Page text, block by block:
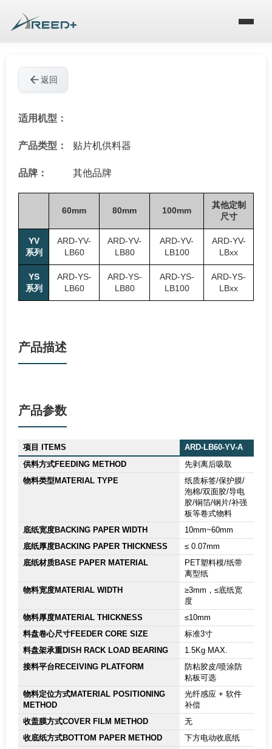
返回
适用机型：
产品类型： 贴片机供料器
品牌： 其他品牌
60mm 80mm 100mm
其他定制
尺寸
YV
系列
ARD-YV-
LB60
ARD-YV-
LB80
ARD-YV-
LB100
ARD-YV-
LBxx
YS
系列
ARD-YS-
LB60
ARD-YS-
LB80
ARD-YS-
LB100
ARD-YS-
LBxx
产品描述
产品参数
项目 ITEMS
ARD-LB60-YV-A
供料方式FEEDING METHOD
先剥离后吸取
物料类型MATERIAL TYPE
纸质标签/保护膜/
泡棉/双面胶/导电
胶/铜箔/钢片/补强
板等卷式物料
底纸宽度BACKING PAPER WIDTH
10mm~60mm
底纸厚度BACKING PAPER THICKNESS
≤ 0.07mm
底纸材质BASE PAPER MATERIAL
PET塑料模/纸带
离型纸
物料宽度MATERIAL WIDTH
≥3mm，≤底纸宽
度
物料厚度MATERIAL THICKNESS
≤10mm
料盘卷心尺寸FEEDER CORE SIZE
标准3寸
料盘架承重DISH RACK LOAD BEARING
1.5Kg MAX.
接料平台RECEIVING PLATFORM
防粘胶皮/喷涂防
粘板可选
物料定位方式MATERIAL POSITIONING
METHOD
光纤感应 + 软件
补偿
收盖膜方式COVER FILM METHOD
无
收底纸方式BOTTOM PAPER METHOD
下方电动收底纸